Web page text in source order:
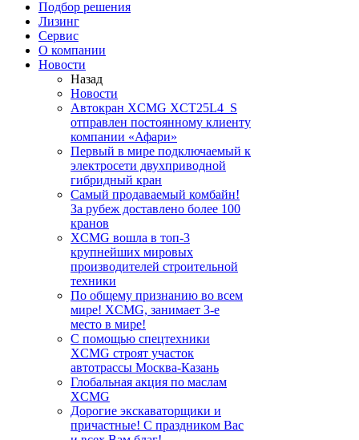
Подбор решения
Лизинг
Сервис
О компании
Новости
Назад
Новости
Автокран XCMG XCT25L4_S
отправлен постоянному клиенту
компании «Афари»
Первый в мире подключаемый к
электросети двухприводной
гибридный кран
Самый продаваемый комбайн!
За рубеж доставлено более 100
кранов
XCMG вошла в топ-3
крупнейших мировых
производителей строительной
техники
По общему признанию во всем
мире! XCMG, занимает 3-е
место в мире!
С помощью спецтехники
XCMG строят участок
автотрассы Москва-Казань
Глобальная акция по маслам
XCMG
Дорогие экскаваторщики и
причастные! С праздником Вас